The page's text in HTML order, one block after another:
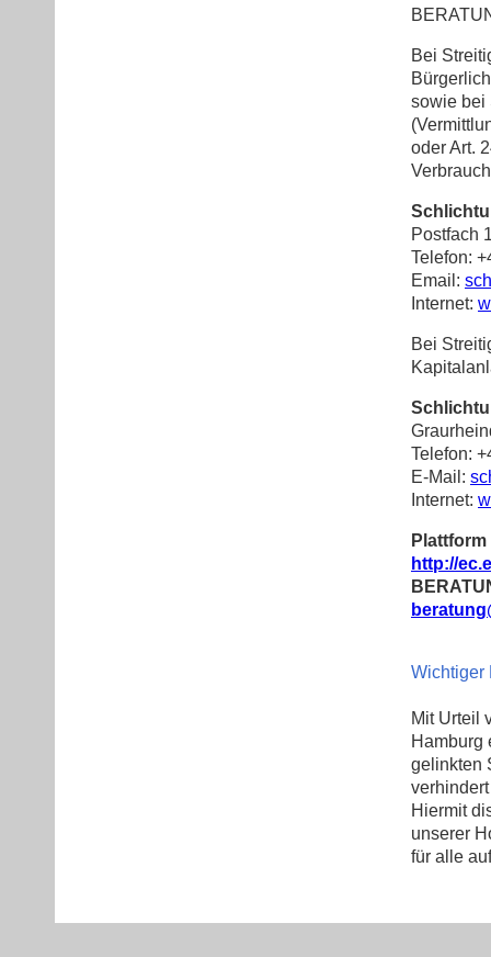
Bei
sowie bei
oder Art.
Postfach
Telefon:
Email:
Internet:
Bei
Telefon:
E-Mail:
Internet:
http://
Wichtiger
Mit Urteil
Hamburg
gelinkten
Hiermit
unserer
für alle